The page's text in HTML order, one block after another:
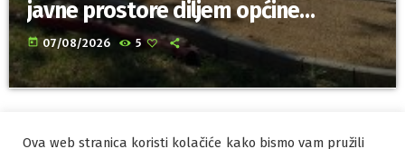
javne prostore diljem općine
Trnovec Bartolovečki
today 07/08/2026 5
Ova web stranica koristi kolačiće kako bismo vam pružili